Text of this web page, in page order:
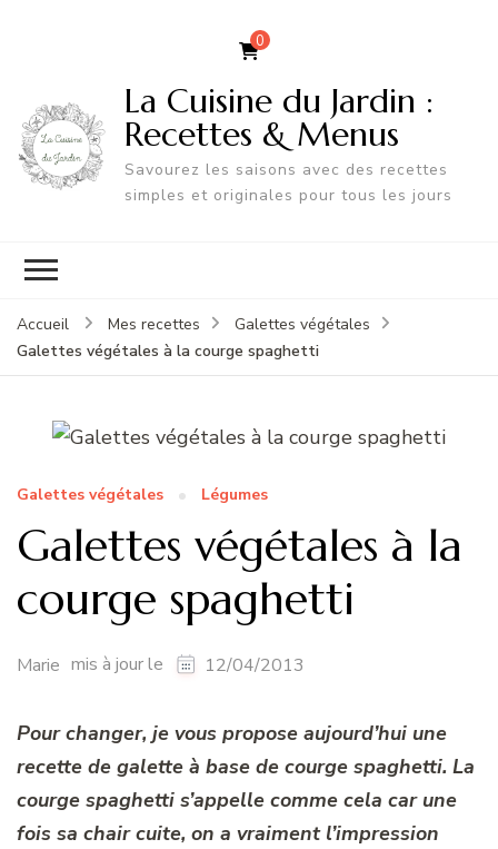
0
La Cuisine du Jardin :
Recettes & Menus
Savourez les saisons avec des recettes
simples et originales pour tous les jours
Accueil Mes recettes
Galettes végétales
Galettes végétales à la courge spaghetti
Galettes végétales Légumes
Galettes végétales à la
courge spaghetti
Marie mis à jour le 12/04/2013
Pour changer, je vous propose aujourd’hui une
recette de galette à base de courge spaghetti. La
courge spaghetti s’appelle comme cela car une
fois sa chair cuite, on a vraiment l’impression